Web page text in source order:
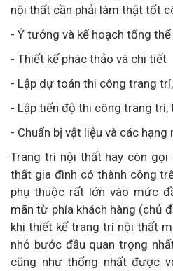
nội thất cần phải làm thật tốt
- Ý tưởng và kế hoạch tổng thể
- Thiết kế phác thảo và chi tiết
- Lập dự toán thi công trang
- Lập tiến độ thi công trang trí,
- Chuẩn bị vật liệu và các hạng
Trang trí nội thất hay còn gọi
thất gia đình có thành công
phụ thuộc rất lớn vào mức
mãn từ phía khách hàng (chủ
khi thiết kế trang trí nội thất
nhỏ bước đầu quan trọng
cũng như thống nhất được